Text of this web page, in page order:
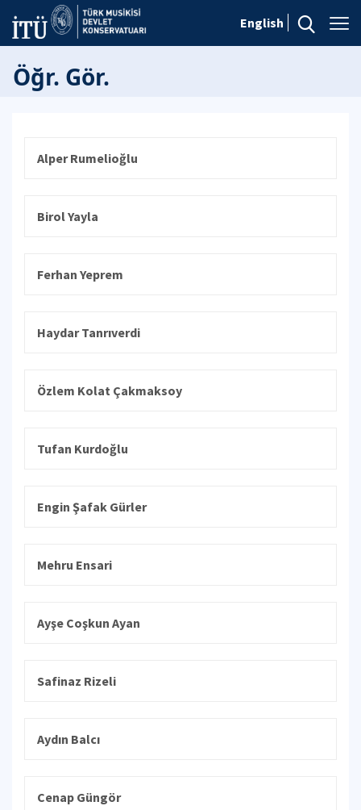
English
Öğr. Gör.
Alper Rumelioğlu
Birol Yayla
Ferhan Yeprem
Haydar Tanrıverdi
Özlem Kolat Çakmaksoy
Tufan Kurdoğlu
Engin Şafak Gürler
Mehru Ensari
Ayşe Coşkun Ayan
Safinaz Rizeli
Aydın Balcı
Cenap Güngör